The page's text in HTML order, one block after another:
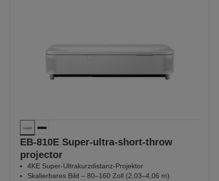
EB-810E Super-ultra-short-throw
projector
4KE Super-Ultrakurzdistanz-Projektor
Skalierbares Bild – 80–160 Zoll (2,03–4,06 m)